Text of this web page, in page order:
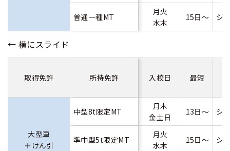
普通一種MT
月火
水木
15日～ シ
取得免許 所持免許 入校日 最短
大型車
＋けん引
中型8t限定MT
月木
金土日
13日～ シ
準中型5t限定MT
月火
水木
15日～ シ